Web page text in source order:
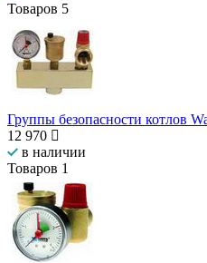
Товаров 5
Группы безопасности котлов
12 970
в наличии
Товаров 1